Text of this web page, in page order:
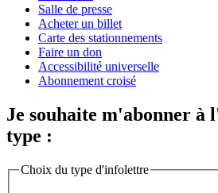
Salle de presse
Acheter un billet
Carte des stationnements
Faire un don
Accessibilité universelle
Abonnement croisé
Je souhaite m'abonner à
type :
Choix du type d'infolettre